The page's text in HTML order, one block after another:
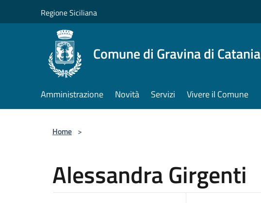
Regione Siciliana
Comune di Gravina di Catania
Amministrazione Novità Servizi Vivere il Comune
Home >
Alessandra Girgenti